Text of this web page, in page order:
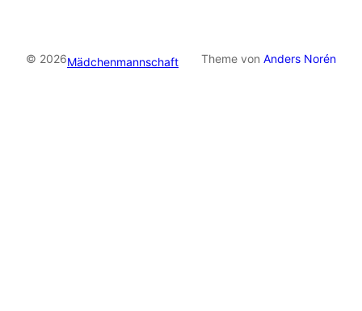
© 2026Mädchenmannschaft Theme von Anders Norén